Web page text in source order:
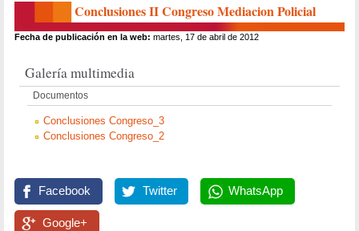
Conclusiones II Congreso Mediacion Policial
Fecha de publicación en la web: martes, 17 de abril de 2012
Galería multimedia
Documentos
Conclusiones Congreso_3
Conclusiones Congreso_2
Facebook Twitter WhatsApp
Google+